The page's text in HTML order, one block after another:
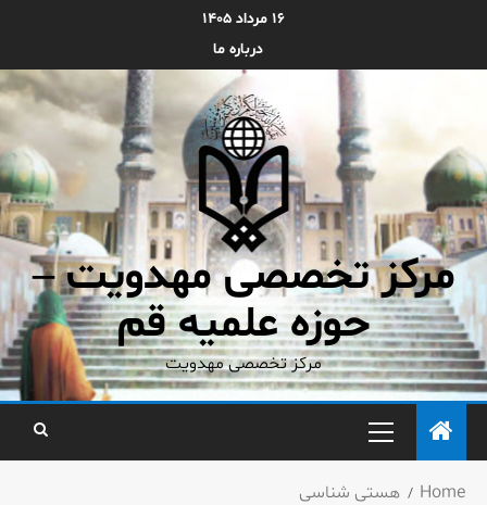
۱۶ مرداد ۱۴۰۵
درباره ما
مرکز تخصصی مهدویت –
حوزه علمیه قم
مرکز تخصصی مهدویت
Home هستی شناسی